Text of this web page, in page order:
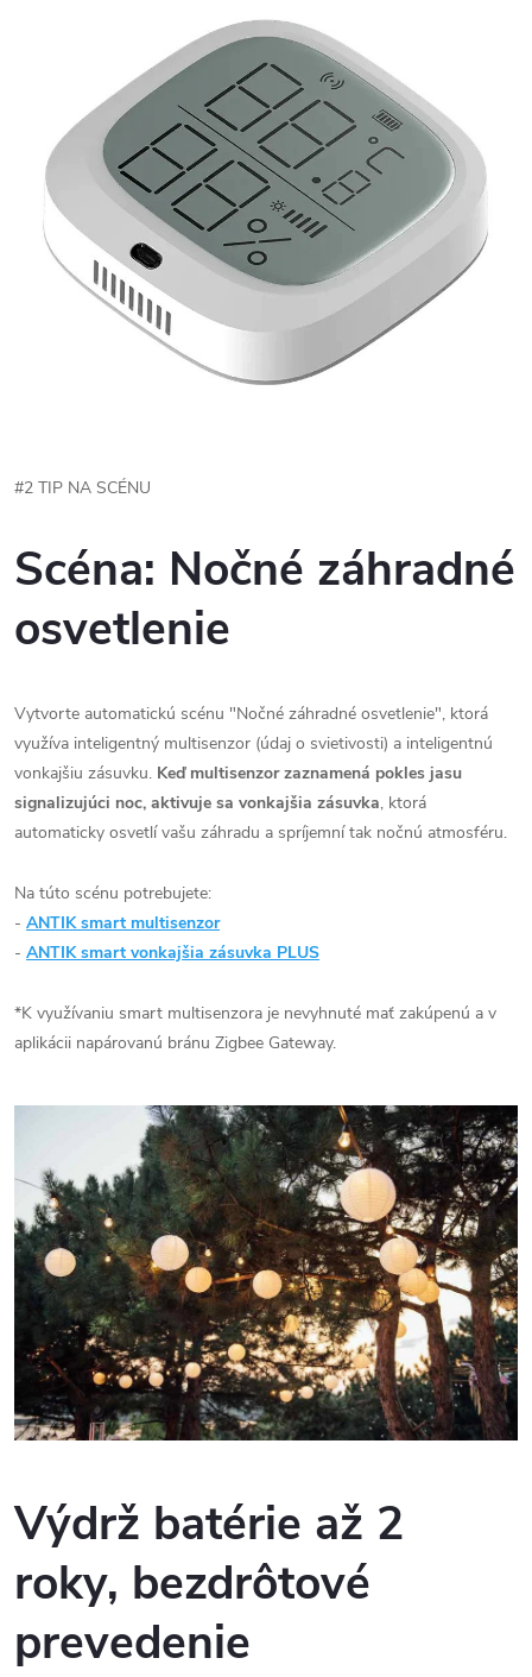
#2 TIP NA SCÉNU
Scéna: Nočné záhradné
osvetlenie
Vytvorte automatickú scénu "Nočné záhradné osvetlenie", ktorá
využíva inteligentný multisenzor (údaj o svietivosti) a inteligentnú
vonkajšiu zásuvku. Keď multisenzor zaznamená pokles jasu
signalizujúci noc, aktivuje sa vonkajšia zásuvka, ktorá
automaticky osvetlí vašu záhradu a spríjemní tak nočnú atmosféru.
Na túto scénu potrebujete:
- ANTIK smart multisenzor
- ANTIK smart vonkajšia zásuvka PLUS
*K využívaniu smart multisenzora je nevyhnuté mať zakúpenú a v
aplikácii napárovanú bránu Zigbee Gateway.
Výdrž batérie až 2
roky, bezdrôtové
prevedenie